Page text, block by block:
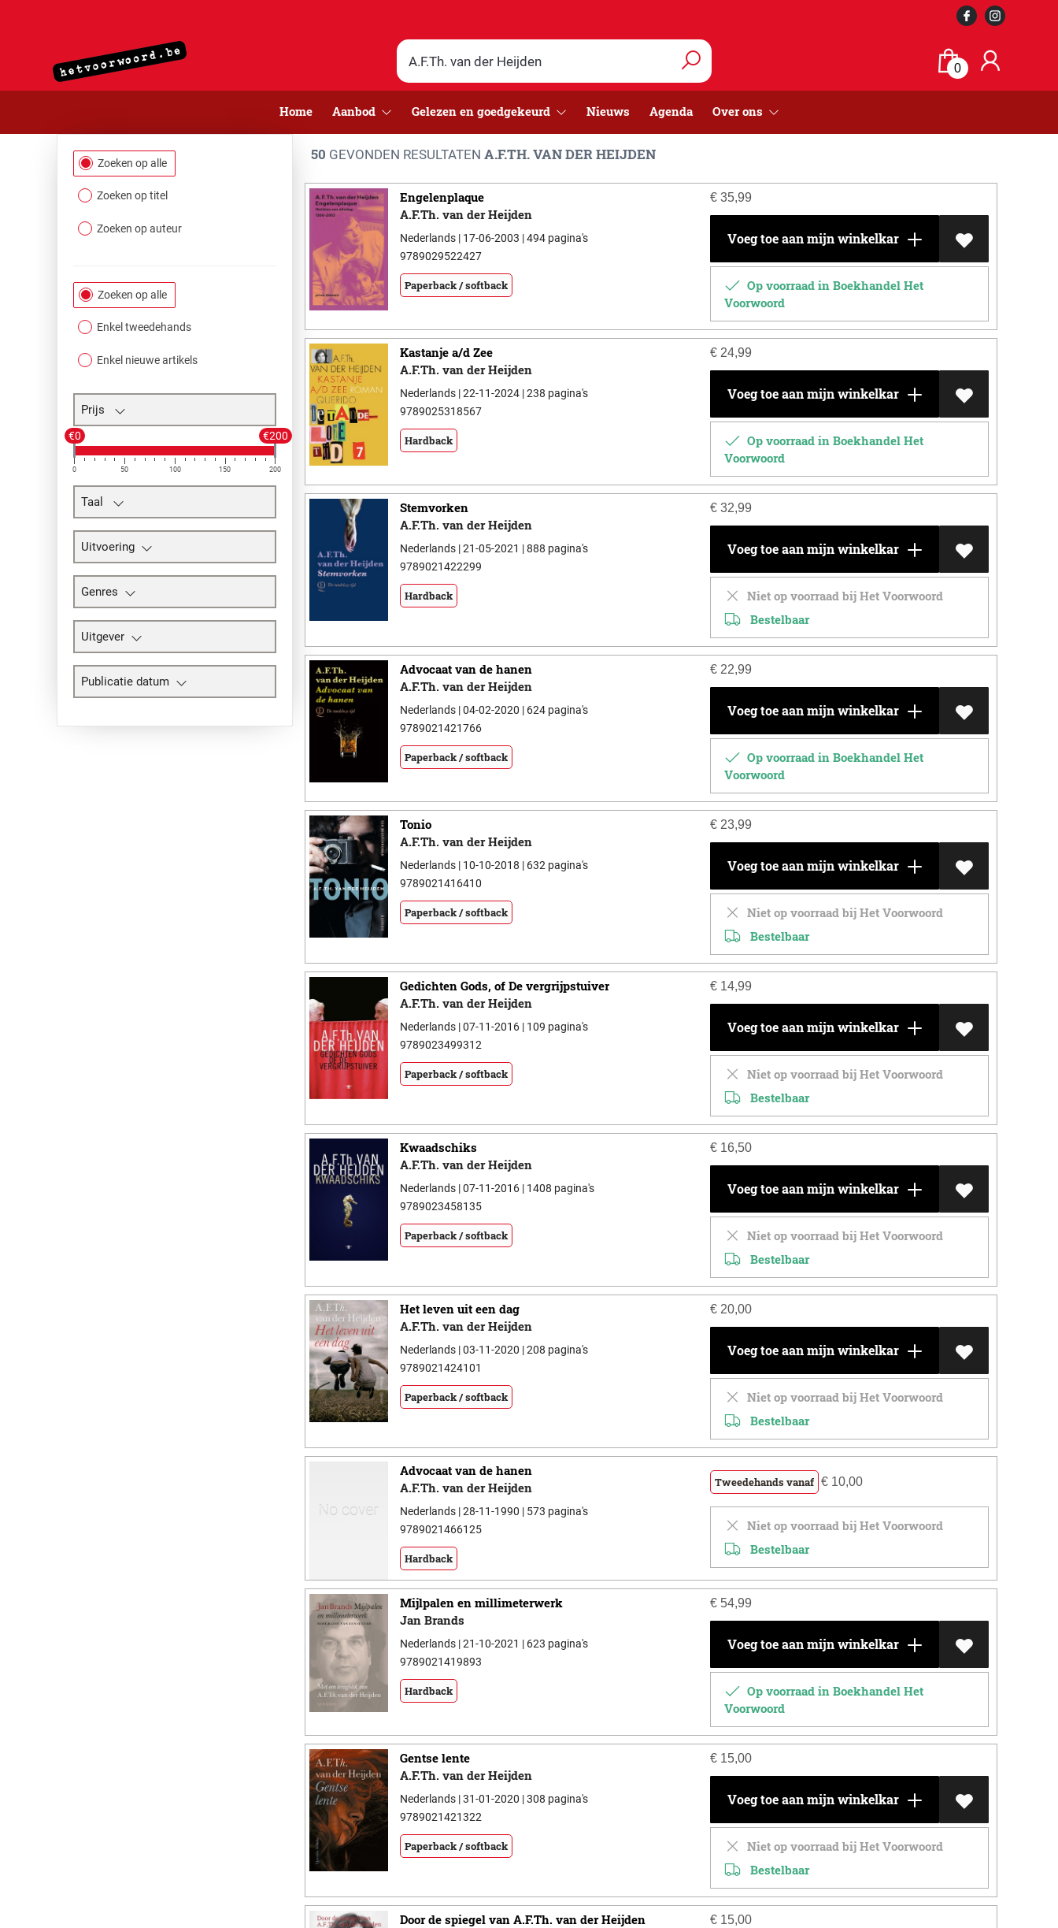
0
Home Aanbod Gelezen en goedgekeurd Nieuws Agenda Over ons
Filtersectie
Zoeken op alle
Zoeken op titel
Zoeken op auteur
Zoeken op alle
Enkel tweedehands
Enkel nieuwe artikels
Prijs
€0 €200
0 50 100 150 200
Taal
Uitvoering
Genres
Uitgever
Publicatie datum
50 GEVONDEN RESULTATEN A.F.TH. VAN DER HEIJDEN
Engelenplaque
A.F.Th. van der Heijden
Nederlands | 17-06-2003 | 494 pagina's
9789029522427
Paperback / softback
€ 35,99
Voeg toe aan mijn winkelkar
Op voorraad in Boekhandel Het
Voorwoord
Kastanje a/d Zee
A.F.Th. van der Heijden
Nederlands | 22-11-2024 | 238 pagina's
9789025318567
Hardback
€ 24,99
Voeg toe aan mijn winkelkar
Op voorraad in Boekhandel Het
Voorwoord
Stemvorken
A.F.Th. van der Heijden
Nederlands | 21-05-2021 | 888 pagina's
9789021422299
Hardback
€ 32,99
Voeg toe aan mijn winkelkar
Niet op voorraad bij Het Voorwoord
Bestelbaar
Advocaat van de hanen
A.F.Th. van der Heijden
Nederlands | 04-02-2020 | 624 pagina's
9789021421766
Paperback / softback
€ 22,99
Voeg toe aan mijn winkelkar
Op voorraad in Boekhandel Het
Voorwoord
Tonio
A.F.Th. van der Heijden
Nederlands | 10-10-2018 | 632 pagina's
9789021416410
Paperback / softback
€ 23,99
Voeg toe aan mijn winkelkar
Niet op voorraad bij Het Voorwoord
Bestelbaar
Gedichten Gods, of De vergrijpstuiver
A.F.Th. van der Heijden
Nederlands | 07-11-2016 | 109 pagina's
9789023499312
Paperback / softback
€ 14,99
Voeg toe aan mijn winkelkar
Niet op voorraad bij Het Voorwoord
Bestelbaar
Kwaadschiks
A.F.Th. van der Heijden
Nederlands | 07-11-2016 | 1408 pagina's
9789023458135
Paperback / softback
€ 16,50
Voeg toe aan mijn winkelkar
Niet op voorraad bij Het Voorwoord
Bestelbaar
Het leven uit een dag
A.F.Th. van der Heijden
Nederlands | 03-11-2020 | 208 pagina's
9789021424101
Paperback / softback
€ 20,00
Voeg toe aan mijn winkelkar
Niet op voorraad bij Het Voorwoord
Bestelbaar
Advocaat van de hanen
A.F.Th. van der Heijden
Nederlands | 28-11-1990 | 573 pagina's
9789021466125
Hardback
Tweedehands vanaf € 10,00
Niet op voorraad bij Het Voorwoord
Bestelbaar
Mijlpalen en millimeterwerk
Jan Brands
Nederlands | 21-10-2021 | 623 pagina's
9789021419893
Hardback
€ 54,99
Voeg toe aan mijn winkelkar
Op voorraad in Boekhandel Het
Voorwoord
Gentse lente
A.F.Th. van der Heijden
Nederlands | 31-01-2020 | 308 pagina's
9789021421322
Paperback / softback
€ 15,00
Voeg toe aan mijn winkelkar
Niet op voorraad bij Het Voorwoord
Bestelbaar
Door de spiegel van A.F.Th. van der Heijden
€ 15,00